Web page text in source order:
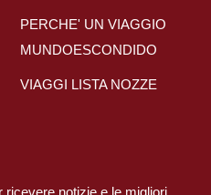
PERCHE' UN VIAGGIO
MUNDOESCONDIDO
VIAGGI LISTA NOZZE
ricevere notizie e le migliori